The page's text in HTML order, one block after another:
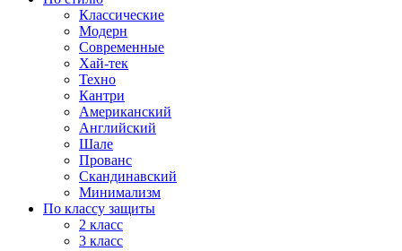
Классические
Модерн
Современные
Хай-тек
Техно
Кантри
Американский
Английский
Шале
Прованс
Скандинавский
Минимализм
По классу защиты
2 класс
3 класс